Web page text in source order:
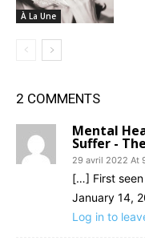
À La Une
2 COMMENTS
Mental
Suffer -
29 avril 2022 At
[…] First
January 14,
Log in to